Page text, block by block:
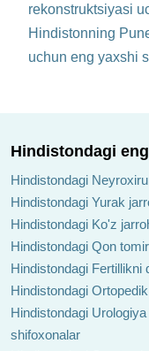
rekonstruktsiyasi
Hindistonning
uchun eng yaxshi
Hindistondagi
Hindistondagi
Hindistondagi Yurak
Hindistondagi Ko'z
Hindistondagi Qon
Hindistondagi
Hindistondagi
Hindistondagi
shifoxonalar